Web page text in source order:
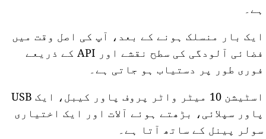
ہے۔
ایک بار منسلک ہونے کے بعد، آپ کی اصل وقت میں
فضائی آلودگی کی سطح نقشے اور API کے ذریعے
فوری طور پر دستیاب ہو جاتی ہے۔
اسٹیشن 10 میٹر واٹر پروف پاور کیبل، ایک USB
پاور سپلائی، بڑھتے ہوئے آلات اور ایک اختیاری
سولر پینل کے ساتھ آتا ہے۔